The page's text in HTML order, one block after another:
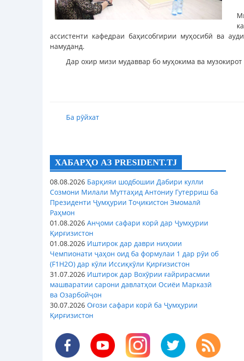
ассистенти кафедраи баҳисобгирии муҳосибӣ ва
намуданд.
Дар охир мизи мудаввар бо муҳокима ва
Ба рӯйхат
ХАБАРҲО АЗ PRESIDENT.TJ
08.08.2026 Барқияи шодбошии Дабири кулли
Созмони Милали Муттаҳид Антониу Гутерриш ба
Президенти Ҷумҳурии Тоҷикистон Эмомалӣ
Раҳмон
01.08.2026 Анҷоми сафари корӣ дар Ҷумҳурии
Қирғизистон
01.08.2026 Иштирок дар даври ниҳоии
Чемпионати ҷаҳон оид ба формулаи 1 дар рӯи об
(F1H2O) дар кӯли Иссиқкӯли Қирғизистон
31.07.2026 Иштирок дар Вохӯрии ғайрирасмии
машваратии сарони давлатҳои Осиёи Марказӣ
ва Озарбойҷон
30.07.2026 Оғози сафари корӣ ба Ҷумҳурии
Қирғизистон